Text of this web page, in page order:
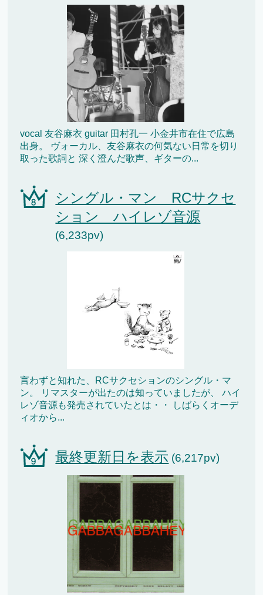
vocal 友谷麻衣 guitar 田村孔一 小金井市在住で広島
出身。 ヴォーカル、友谷麻衣の何気ない日常を切り
取った歌詞と 深く澄んだ歌声、ギターの...
シングル・マン RCサクセ
ション ハイレゾ音源
(6,233pv)
言わずと知れた、RCサクセションのシングル・マ
ン。 リマスターが出たのは知っていましたが、 ハイ
レゾ音源も発売されていたとは・・ しばらくオーデ
ィオから...
最終更新日を表示 (6,217pv)